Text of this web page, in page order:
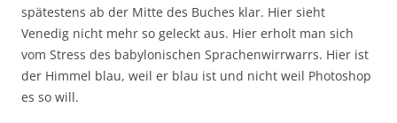
spätestens ab der Mitte des Buches klar. Hier sieht
Venedig nicht mehr so geleckt aus. Hier erholt man sich
vom Stress des babylonischen Sprachenwirrwarrs. Hier ist
der Himmel blau, weil er blau ist und nicht weil Photoshop
es so will.